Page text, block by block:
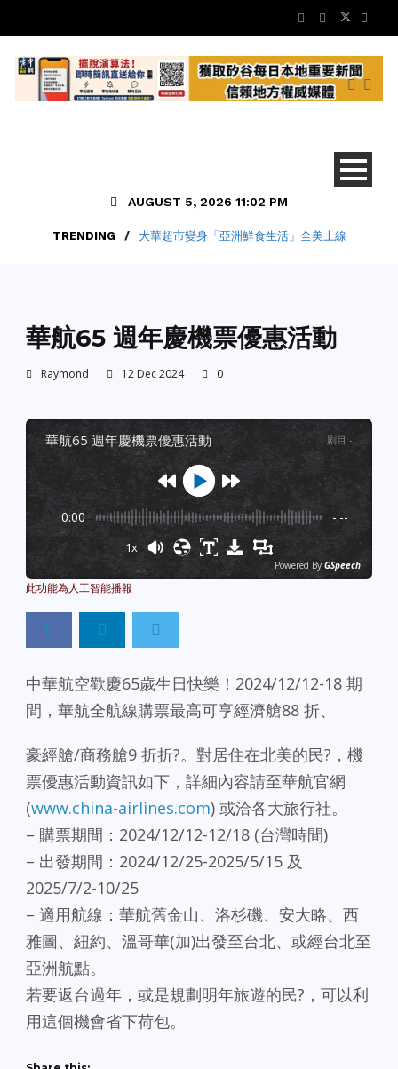
AUGUST 5, 2026 11:02 PM
TRENDING / 大華超市變身「亞洲鮮食生活」全美上線
華航65 週年慶機票優惠活動
Raymond 12 Dec 2024 0
華航65 週年慶機票優惠活動 剧目 :-
0:00 -:--
1x
Powered By GSpeech
中華航空歡慶65歲生日快樂！2024/12/12-18 期
間，華航全航線購票最高可享經濟艙88 折、
豪經艙/商務艙9 折折?。對居住在北美的民?，機
票優惠活動資訊如下，詳細內容請至華航官網
(www.china-airlines.com) 或洽各大旅行社。
– 購票期間：2024/12/12-12/18 (台灣時間)
– 出發期間：2024/12/25-2025/5/15 及
2025/7/2-10/25
– 適用航線：華航舊金山、洛杉磯、安大略、西
雅圖、紐約、溫哥華(加)出發至台北、或經台北至
亞洲航點。
若要返台過年，或是規劃明年旅遊的民?，可以利
用這個機會省下荷包。